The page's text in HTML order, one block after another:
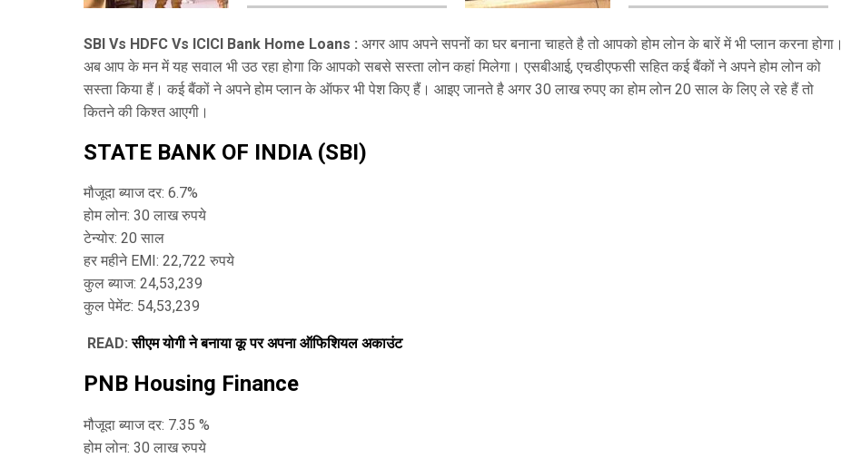
SBI Vs HDFC Vs ICICI Bank Home Loans : अगर आप अपने सपनों का घर बनाना चाहते है तो आपको होम लोन के बारें में भी प्‍लान करना होगा।
अब आप के मन में यह सवाल भी उठ रहा होगा क‍ि आपको सबसे सस्‍ता लोन कहां म‍िलेगा। एसबीआई, एचडीएफसी सहित कई बैंकों ने अपने होम लोन को
सस्‍ता किया हैं। कई बैंकों ने अपने होम प्‍लान के ऑफर भी पेश किए हैं। आइए जानते है अगर 30 लाख रुपए का होम लोन 20 साल के लिए ले रहे हैं तो
कितने की किश्‍त आएगी।
STATE BANK OF INDIA (SBI)
मौजूदा ब्याज दर: 6.7%
होम लोन: 30 लाख रुपये
टेन्योर: 20 साल
हर महीने EMI: 22,722 रुपये
कुल ब्याज: 24,53,239
कुल पेमेंट: 54,53,239
READ:सीएम योगी ने बनाया कू पर अपना ऑफिशियल अकाउंट
PNB Housing Finance
मौजूदा ब्याज दर: 7.35 %
होम लोन: 30 लाख रुपये